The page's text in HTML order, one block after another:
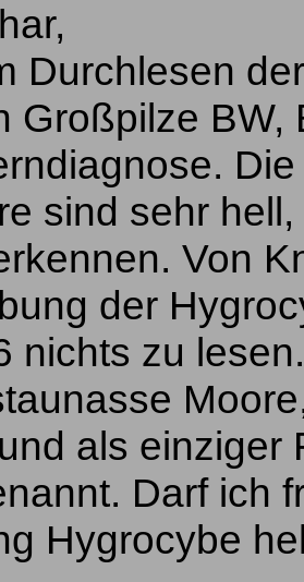
Durchlesen
Großpilze
sind sehr
Von
der
nichts zu
als einziger
Darf ich
Hygrocybe